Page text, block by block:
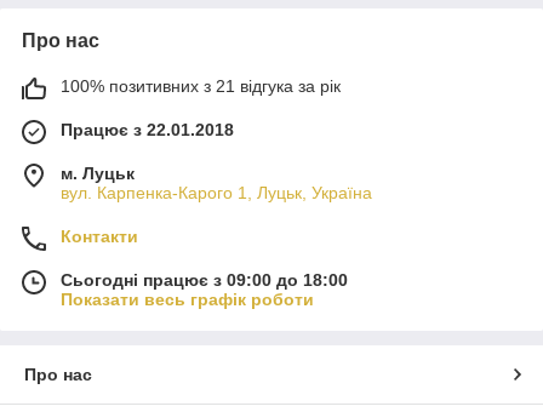
Про нас
100% позитивних з 21 відгука за рік
Працює з 22.01.2018
м. Луцьк
вул. Карпенка-Карого 1, Луцьк, Україна
Контакти
Сьогодні працює з 09:00 до 18:00
Показати весь графік роботи
Про нас